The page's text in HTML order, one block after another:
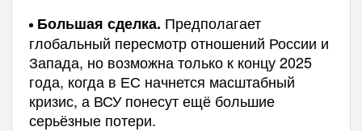
Большая сделка. Предполагает
глобальный пересмотр отношений России и
Запада, но возможна только к концу 2025
года, когда в ЕС начнется масштабный
кризис, а ВСУ понесут ещё большие
серьёзные потери.